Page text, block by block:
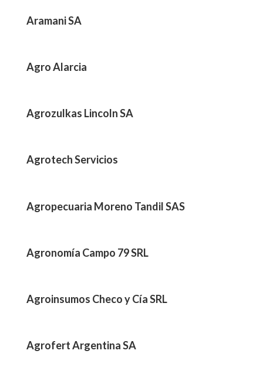
Aramani SA
Agro Alarcia
Agrozulkas Lincoln SA
Agrotech Servicios
Agropecuaria Moreno Tandil SAS
Agronomía Campo 79 SRL
Agroinsumos Checo y Cía SRL
Agrofert Argentina SA